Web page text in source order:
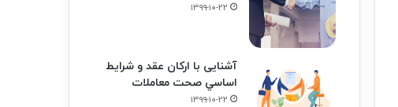
۱۳۹۹-۱۰-۲۲
آشنایی با ارکان عقد و شرايط
اساسي صحت معاملات
۱۳۹۹-۱۰-۲۲